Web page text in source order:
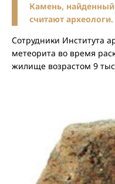
Камень,
считают археологи.
Сотрудники Института
метеорита во время
жилище возрастом 9